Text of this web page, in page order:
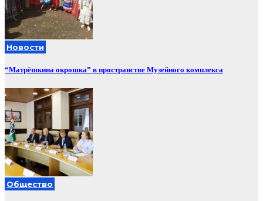
Новости
“Матрёшкина окрошка” в пространстве Музейного комплекса
Общество